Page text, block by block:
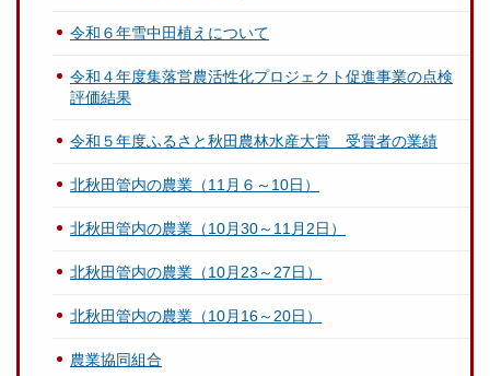
令和６年雪中田植えについて
令和４年度集落営農活性化プロジェクト促進事業の点検
評価結果
令和５年度ふるさと秋田農林水産大賞 受賞者の業績
北秋田管内の農業（11月６～10日）
北秋田管内の農業（10月30～11月2日）
北秋田管内の農業（10月23～27日）
北秋田管内の農業（10月16～20日）
農業協同組合